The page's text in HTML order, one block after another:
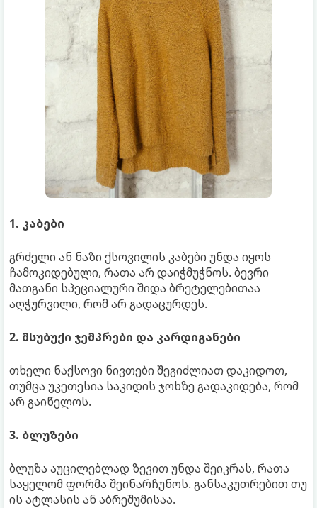
1. კაბები
გრძელი ან ნაზი ქსოვილის კაბები უნდა იყოს
ჩამოკიდებული, რათა არ დაიჭმუჭნოს. ბევრი
მათგანი სპეციალური შიდა ბრეტელებითაა
აღჭურვილი, რომ არ გადაცურდეს.
2. მსუბუქი ჯემპრები და კარდიგანები
თხელი ნაქსოვი ნივთები შეგიძლიათ დაკიდოთ,
თუმცა უკეთესია საკიდის ჯოხზე გადაკიდება, რომ
არ გაიწელოს.
3. ბლუზები
ბლუზა აუცილებლად ზევით უნდა შეიკრას, რათა
საყელომ ფორმა შეინარჩუნოს. განსაკუთრებით თუ
ის ატლასის ან აბრეშუმისაა.